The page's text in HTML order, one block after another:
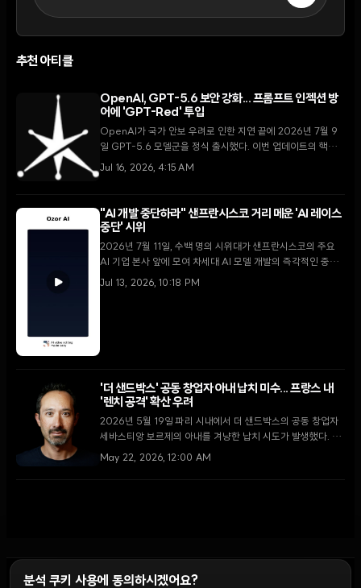
추천 아티클
OpenAI, GPT-5.6 보안 강화... 프롬프트 인젝션 방
어에 'GPT-Red' 투입
OpenAI가 국가 안보 우려로 인한 지연 끝에 2026년 7월 9
일 GPT-5.6 모델군을 정식 출시했다. 이번 업데이트의 핵심
은 자동화된 레드팀 모델인 'GPT-Red'를 활용해 프롬프트 인
Jul 16, 2026, 4:15 AM
"AI 개발 중단하라" 샌프란시스코 거리 메운 'AI 레이스
중단' 시위
2026년 7월 11일, 수백 명의 시위대가 샌프란시스코의 주요
AI 기업 본사 앞에 모여 차세대 AI 모델 개발의 즉각적인 중단
을 촉구했다. 이번 시위는 학계의 경고를 넘어 실질적인 물리적
Jul 13, 2026, 10:18 PM
'더 샌드박스' 공동 창업자 아내 납치 미수... 프랑스 내
'렌치 공격' 확산 우려
2026년 5월 19일 파리 시내에서 더 샌드박스의 공동 창업자
세바스티앙 보르제의 아내를 겨냥한 납치 시도가 발생했다. 이
번 사건은 가상자산 경영인을 노린 물리적 폭력인 '렌치 공
May 22, 2026, 12:00 AM
분석 쿠키 사용에 동의하시겠어요?